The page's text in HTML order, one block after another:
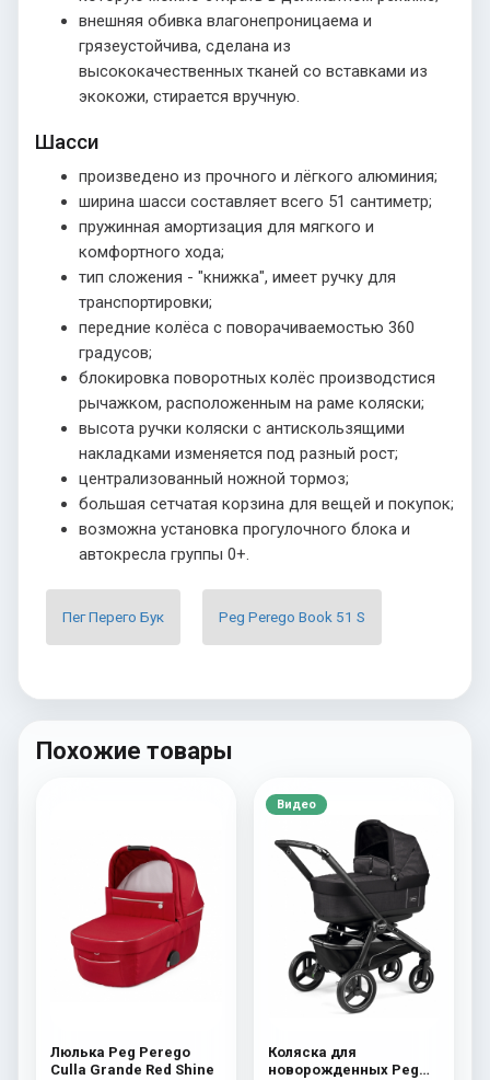
внешняя обивка влагонепроницаема и
грязеустойчива, сделана из
высококачественных тканей со вставками из
экокожи, стирается вручную.
Шасси
произведено из прочного и лёгкого алюминия;
ширина шасси составляет всего 51 сантиметр;
пружинная амортизация для мягкого и
комфортного хода;
тип сложения - "книжка", имеет ручку для
транспортировки;
передние колёса с поворачиваемостью 360
градусов;
блокировка поворотных колёс производстися
рычажком, расположенным на раме коляски;
высота ручки коляски с антискользящими
накладками изменяется под разный рост;
централизованный ножной тормоз;
большая сетчатая корзина для вещей и покупок;
возможна установка прогулочного блока и
автокресла группы 0+.
Пег Перего Бук Peg Perego Book 51 S
Похожие товары
Люлька Peg Perego
Culla Grande Red Shine
Видео
Коляска для
новорожденных Peg